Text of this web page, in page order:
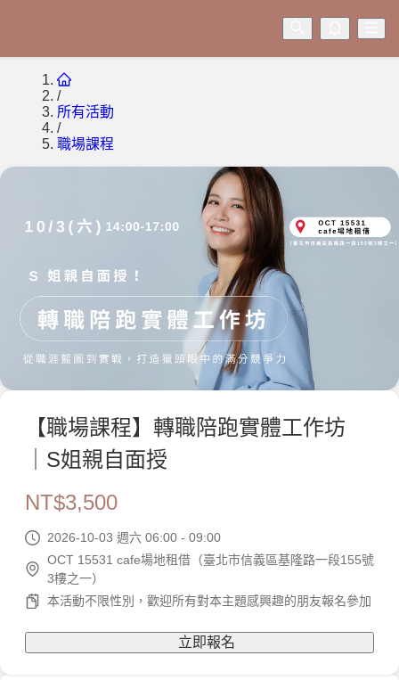
/
所有活動
/
職場課程
【職場課程】轉職陪跑實體工作坊
｜S姐親自面授
NT$3,500
2026-10-03 週六 06:00 - 09:00
OCT 15531 cafe場地租借（臺北市信義區基隆路一段155號
3樓之一）
本活動不限性別，歡迎所有對本主題感興趣的朋友報名參加
立即報名